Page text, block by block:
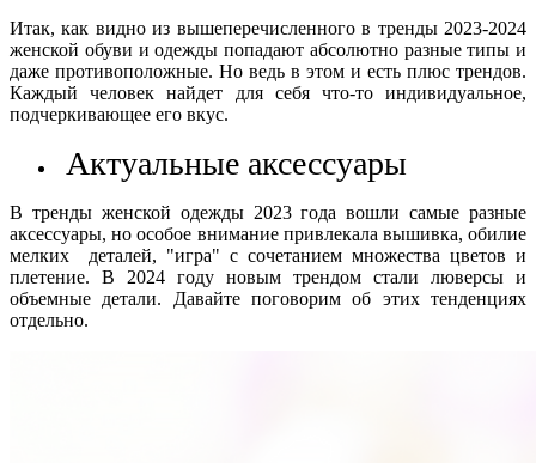
Итак, как видно из вышеперечисленного в тренды 2023-2024
женской обуви и одежды попадают абсолютно разные типы и
даже противоположные. Но ведь в этом и есть плюс трендов.
Каждый человек найдет для себя что-то индивидуальное,
подчеркивающее его вкус.
Актуальные аксессуары
В тренды женской одежды 2023 года вошли самые разные
аксессуары, но особое внимание привлекала вышивка, обилие
мелких деталей, "игра" с сочетанием множества цветов и
плетение. В 2024 году новым трендом стали люверсы и
объемные детали. Давайте поговорим об этих тенденциях
отдельно.